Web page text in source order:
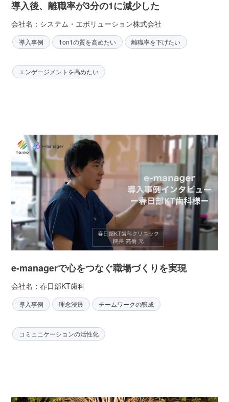
導入後、離職率が3分の1に減少した
会社名：システム・エボリューション株式会社
導入事例 1on1の質を高めたい 離職率を下げたい
エンゲージメントを高めたい
e-managerで心をつなぐ職場づくりを実現
会社名：春日部KT歯科
導入事例 理念浸透 チームワークの醸成
コミュニケーションの活性化